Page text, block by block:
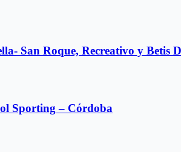
San Roque, Recreativo y Betis
Sporting – Córdoba